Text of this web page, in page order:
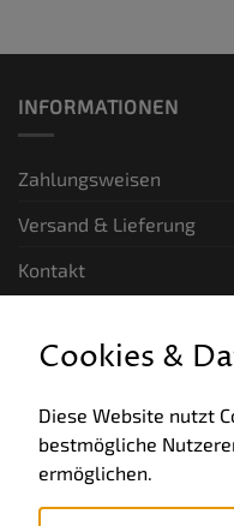
INFORMATIONEN
Zahlungsweisen
Versand & Lieferung
Kontakt
Allgemeine
Datenschutz
Cookies &
Diese Website nutzt
bestmögliche
ermöglichen.